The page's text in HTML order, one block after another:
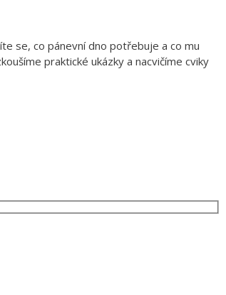
se, co pánevní dno potřebuje a co mu
praktické ukázky a nacvičíme cviky